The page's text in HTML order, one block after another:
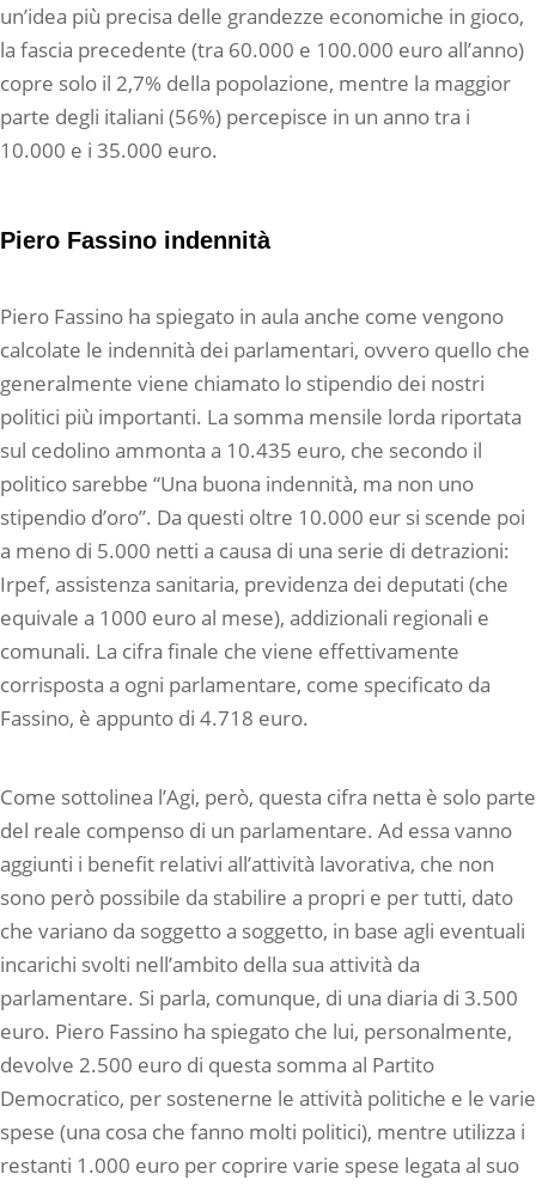
un’idea più precisa delle grandezze economiche in gioco,
la fascia precedente (tra 60.000 e 100.000 euro all’anno)
copre solo il 2,7% della popolazione, mentre la maggior
parte degli italiani (56%) percepisce in un anno tra i
10.000 e i 35.000 euro.
Piero Fassino indennità
Piero Fassino ha spiegato in aula anche come vengono
calcolate le indennità dei parlamentari, ovvero quello che
generalmente viene chiamato lo stipendio dei nostri
politici più importanti. La somma mensile lorda riportata
sul cedolino ammonta a 10.435 euro, che secondo il
politico sarebbe “Una buona indennità, ma non uno
stipendio d’oro”. Da questi oltre 10.000 eur si scende poi
a meno di 5.000 netti a causa di una serie di detrazioni:
Irpef, assistenza sanitaria, previdenza dei deputati (che
equivale a 1000 euro al mese), addizionali regionali e
comunali. La cifra finale che viene effettivamente
corrisposta a ogni parlamentare, come specificato da
Fassino, è appunto di 4.718 euro.
Come sottolinea l’Agi, però, questa cifra netta è solo parte
del reale compenso di un parlamentare. Ad essa vanno
aggiunti i benefit relativi all’attività lavorativa, che non
sono però possibile da stabilire a propri e per tutti, dato
che variano da soggetto a soggetto, in base agli eventuali
incarichi svolti nell’ambito della sua attività da
parlamentare. Si parla, comunque, di una diaria di 3.500
euro. Piero Fassino ha spiegato che lui, personalmente,
devolve 2.500 euro di questa somma al Partito
Democratico, per sostenerne le attività politiche e le varie
spese (una cosa che fanno molti politici), mentre utilizza i
restanti 1.000 euro per coprire varie spese legata al suo